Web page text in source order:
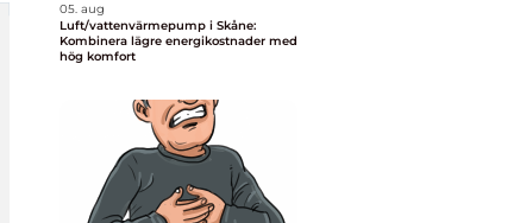
05. aug
Luft/vattenvärmepump i Skåne:
Kombinera lägre energikostnader med
hög komfort